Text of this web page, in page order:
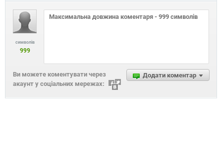
символів
999
Додати коментар
Ви можете коментувати через
акаунт у соціальних мережах: